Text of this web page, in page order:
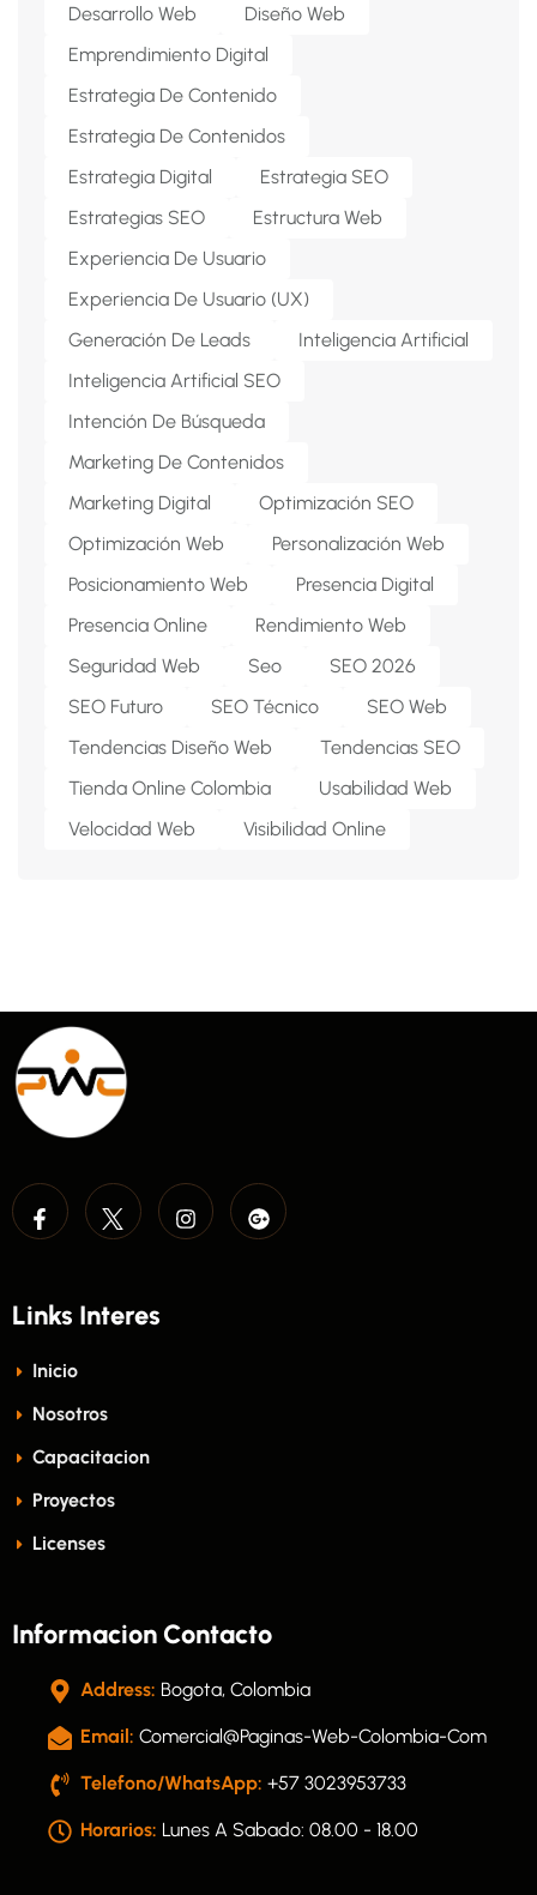
Desarrollo Web
Diseño Web
Emprendimiento Digital
Estrategia De Contenido
Estrategia De Contenidos
Estrategia Digital
Estrategia SEO
Estrategias SEO
Estructura Web
Experiencia De Usuario
Experiencia De Usuario (UX)
Generación De Leads
Inteligencia Artificial
Inteligencia Artificial SEO
Intención De Búsqueda
Marketing De Contenidos
Marketing Digital
Optimización SEO
Optimización Web
Personalización Web
Posicionamiento Web
Presencia Digital
Presencia Online
Rendimiento Web
Seguridad Web
Seo
SEO 2026
SEO Futuro
SEO Técnico
SEO Web
Tendencias Diseño Web
Tendencias SEO
Tienda Online Colombia
Usabilidad Web
Velocidad Web
Visibilidad Online
Links Interes
Inicio
Nosotros
Capacitacion
Proyectos
Licenses
Informacion Contacto
Address: Bogota, Colombia
Email: Comercial@paginas-Web-Colombia-Com
Telefono/WhatsApp: +57 3023953733
Horarios: Lunes A Sabado: 08.00 - 18.00